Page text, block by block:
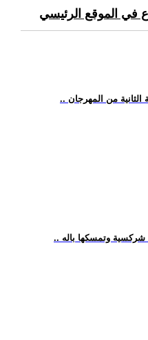
في الموقع الرئيسي
الثانية من المهرجان
شركسية وتمسكها باله